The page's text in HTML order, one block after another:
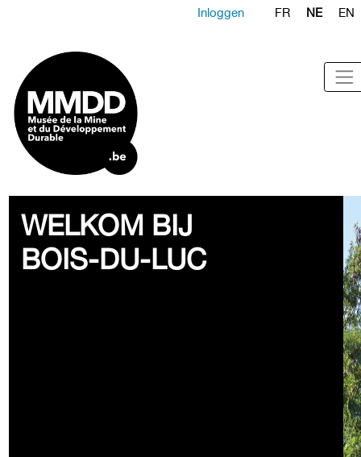
Inloggen FR NE EN
WELKOM BIJ
BOIS-DU-LUC